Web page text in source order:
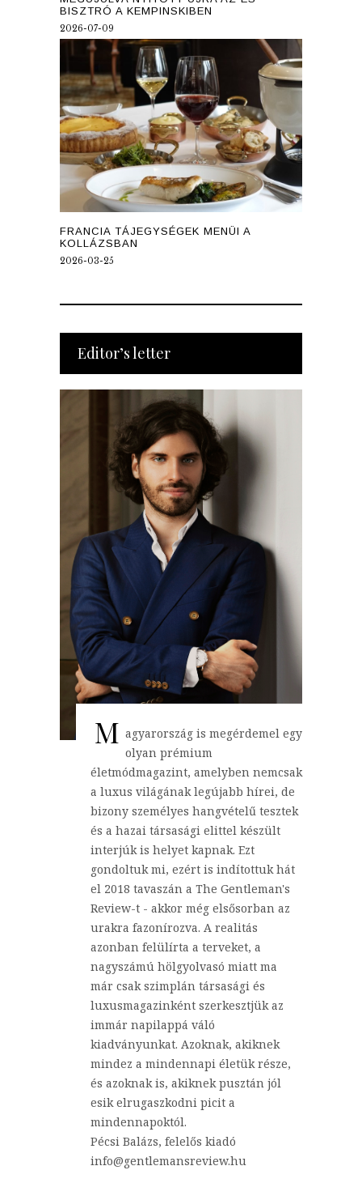
BISZTRÓ A KEMPINSKIBEN
2026-07-09
FRANCIA TÁJEGYSÉGEK MENÜI A
KOLLÁZSBAN
2026-03-25
Editor’s letter
M agyarország is megérdemel egy
olyan prémium
életmódmagazint, amelyben nemcsak
a luxus világának legújabb hírei, de
bizony személyes hangvételű tesztek
és a hazai társasági elittel készült
interjúk is helyet kapnak. Ezt
gondoltuk mi, ezért is indítottuk hát
el 2018 tavaszán a The Gentleman's
Review-t - akkor még elsősorban az
urakra fazonírozva. A realitás
azonban felülírta a terveket, a
nagyszámú hölgyolvasó miatt ma
már csak szimplán társasági és
luxusmagazinként szerkesztjük az
immár napilappá váló
kiadványunkat. Azoknak, akiknek
mindez a mindennapi életük része,
és azoknak is, akiknek pusztán jól
esik elrugaszkodni picit a
mindennapoktól.
Pécsi Balázs, felelős kiadó
info@gentlemansreview.hu